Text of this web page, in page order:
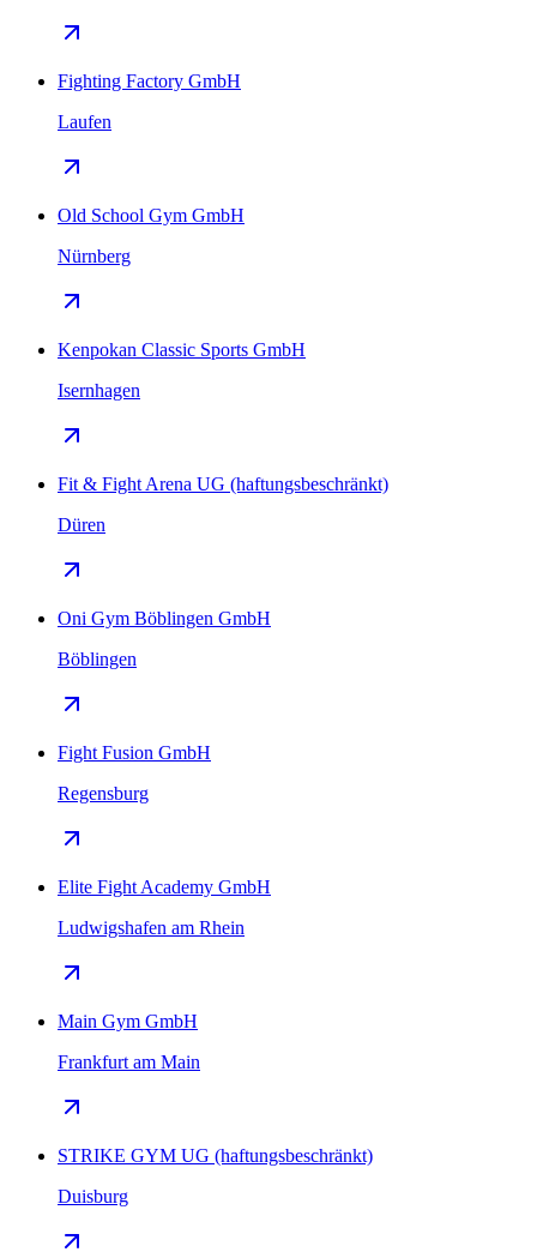
Fighting Factory GmbH
Laufen
Old School Gym GmbH
Nürnberg
Kenpokan Classic Sports GmbH
Isernhagen
Fit & Fight Arena UG (haftungsbeschränkt)
Düren
Oni Gym Böblingen GmbH
Böblingen
Fight Fusion GmbH
Regensburg
Elite Fight Academy GmbH
Ludwigshafen am Rhein
Main Gym GmbH
Frankfurt am Main
STRIKE GYM UG (haftungsbeschränkt)
Duisburg